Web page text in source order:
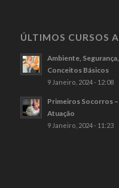
ÚLTIMOS CURSOS
Ambiente,
Conceitos Básicos
9 Janeiro, 2024 - 12:08
Primeiros Socorros
Atuação
9 Janeiro, 2024 - 11:23